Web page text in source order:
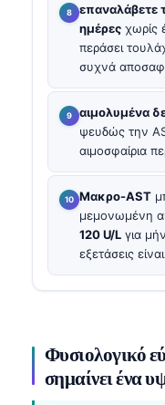
επαναλάβετε
ημέρες χωρίς
περάσει
συχνά
αιμολυμένα
ψευδώς την
αιμοσφαίρια
Μακρο-AST
μεμονωμένη
120 U/L για
εξετάσεις
Φυσιολογικό
σημαίνει ένα